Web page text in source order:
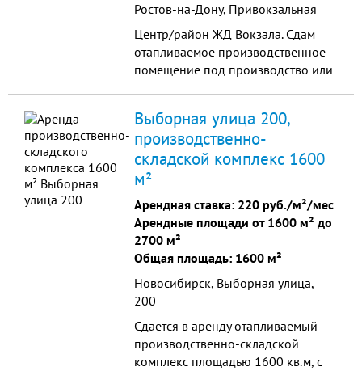
Ростов-на-Дону, Привокзальная
Центр/район ЖД Вокзала. Сдам
отапливаемое производственное
помещение под производство или
Выборная улица 200,
производственно-
складской комплекс 1600
м²
Арендная ставка: 220 руб./м²/мес
Арендные площади от 1600 м² до
2700 м²
Общая площадь: 1600 м²
Новосибирск, Выборная улица,
200
Сдается в аренду отапливаемый
производственно-складской
комплекс площадью 1600 кв.м, с